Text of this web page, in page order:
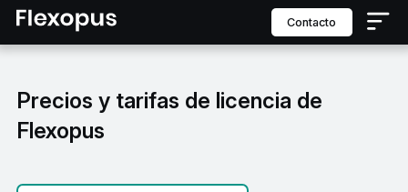
contacto
Precios y tarifas de licencia de
Flexopus